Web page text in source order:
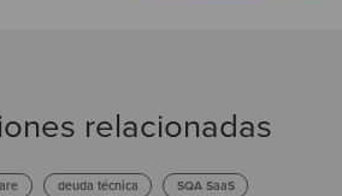
relacionadas
deuda técnica SQA SaaS